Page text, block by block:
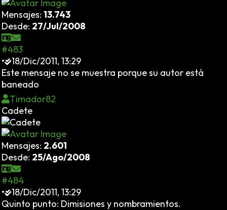
Mensajes: 13.743
Desde: 27/Jul/2008
#483
•
18/Dic/2011, 13:29
Este mensaje no se muestra porque su autor está
baneado
Timador82
Cadete
Mensajes: 2.601
Desde: 25/Ago/2008
#484
•
18/Dic/2011, 13:29
Quinto punto: Dimisiones y nombramientos.